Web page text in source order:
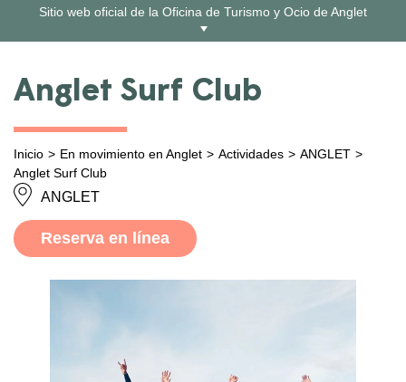
contenido
Sitio web oficial de la Oficina de Turismo y Ocio de Anglet
Anglet Surf Club
Inicio En movimiento en Anglet Actividades
ANGLET
Anglet Surf Club
ANGLET
Reserva en línea